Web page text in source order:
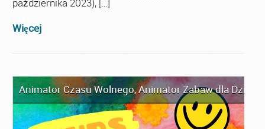
Więcej
Animator Czasu Wolnego,Animator Zabaw dla Dzieci